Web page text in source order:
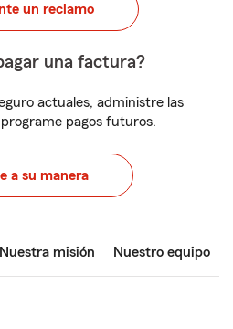
un reclamo
una factura?
actuales, administre las
pagos futuros.
a su manera
Nuestra misión Nuestro equipo